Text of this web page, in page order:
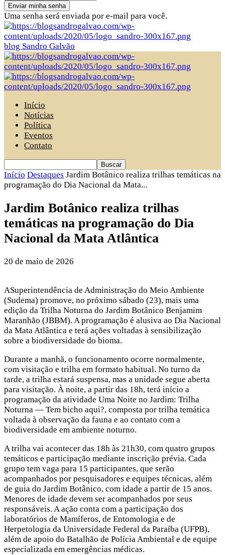
Uma senha será enviada por e-mail para você.
blog Sandro Galvão
Início
Notícias
Política
Eventos
Contato
Início Destaques Jardim Botânico realiza trilhas temáticas na
programação do Dia Nacional da Mata...
Jardim Botânico realiza trilhas
temáticas na programação do Dia
Nacional da Mata Atlântica
20 de maio de 2026
ASuperintendência de Administração do Meio Ambiente
(Sudema) promove, no próximo sábado (23), mais uma
edição da Trilha Noturna do Jardim Botânico Benjamim
Maranhão (JBBM). A programação é alusiva ao Dia Nacional
da Mata Atlântica e terá ações voltadas à sensibilização
sobre a biodiversidade do bioma.
Durante a manhã, o funcionamento ocorre normalmente,
com visitação e trilha em formato habitual. No turno da
tarde, a trilha estará suspensa, mas a unidade segue aberta
para visitação. À noite, a partir das 18h, terá início a
programação da atividade Uma Noite no Jardim: Trilha
Noturna ― Tem bicho aqui?, composta por trilha temática
voltada à observação da fauna e ao contato com a
biodiversidade em ambiente noturno.
A trilha vai acontecer das 18h às 21h30, com quatro grupos
temáticos e participação mediante inscrição prévia. Cada
grupo tem vaga para 15 participantes, que serão
acompanhados por pesquisadores e equipes técnicas, além
de guia do Jardim Botânico, com idade a partir de 15 anos.
Menores de idade devem ser acompanhados por seus
responsáveis. A ação conta com a participação dos
laboratórios de Mamíferos, de Entomologia e de
Herpetologia da Universidade Federal da Paraíba (UFPB),
além de apoio do Batalhão de Polícia Ambiental e de equipe
especializada em emergências médicas.